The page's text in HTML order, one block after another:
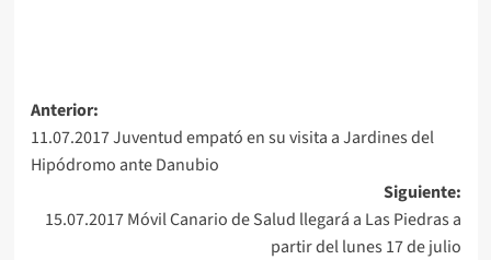
Navegación
de
entradas
Anterior:
11.07.2017 Juventud empató en su visita a Jardines del
Hipódromo ante Danubio
Siguiente:
15.07.2017 Móvil Canario de Salud llegará a Las Piedras a
partir del lunes 17 de julio